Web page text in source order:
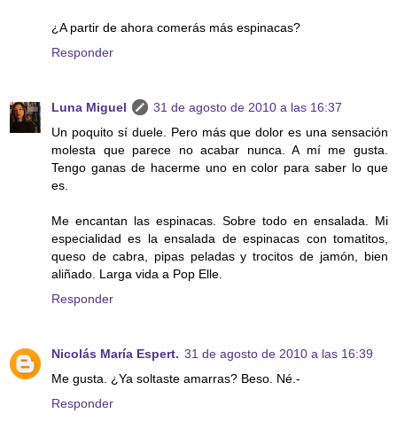
¿A partir de ahora comerás más espinacas?
Responder
Luna Miguel
31 de agosto de 2010 a las 16:37
Un poquito sí duele. Pero más que dolor es una sensación
molesta que parece no acabar nunca. A mí me gusta.
Tengo ganas de hacerme uno en color para saber lo que
es.
Me encantan las espinacas. Sobre todo en ensalada. Mi
especialidad es la ensalada de espinacas con tomatitos,
queso de cabra, pipas peladas y trocitos de jamón, bien
aliñado. Larga vida a Pop Elle.
Responder
Nicolás María Espert. 31 de agosto de 2010 a las 16:39
Me gusta. ¿Ya soltaste amarras? Beso. Né.-
Responder